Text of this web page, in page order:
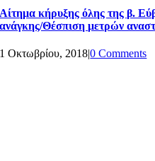
Αίτημα κήρυξης όλης της β.
ανάγκης/Θέσπιση μετρών
1 Οκτωβρίου, 2018|0 Comments